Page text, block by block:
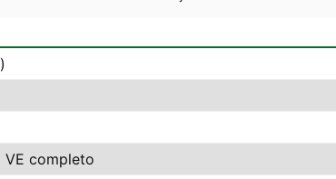
VE completo